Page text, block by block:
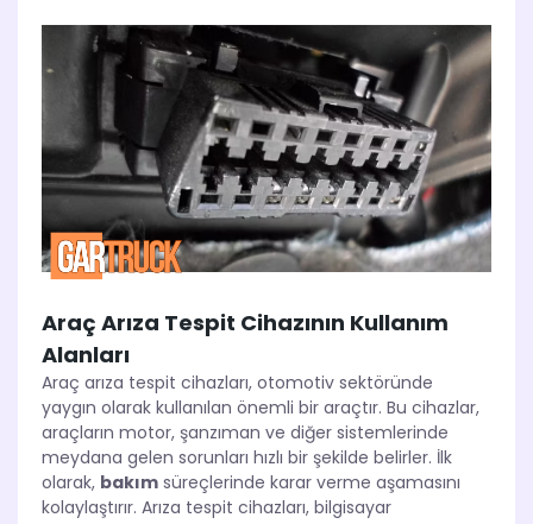
Araç Arıza Tespit Cihazının Kullanım
Alanları
Araç arıza tespit cihazları, otomotiv sektöründe
yaygın olarak kullanılan önemli bir araçtır. Bu cihazlar,
araçların motor, şanzıman ve diğer sistemlerinde
meydana gelen sorunları hızlı bir şekilde belirler. İlk
olarak, bakım süreçlerinde karar verme aşamasını
kolaylaştırır. Arıza tespit cihazları, bilgisayar